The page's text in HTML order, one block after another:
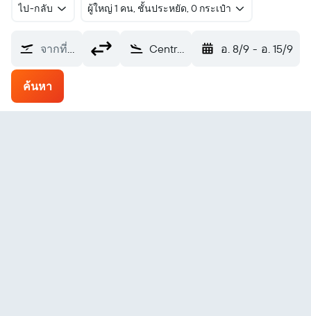
ไป-กลับ ผู้ใหญ่ 1 คน, ชั้นประหยัด, 0 กระเป๋า
จากที่ไหน? Central (CEM) อ. 8/9 - อ. 15/9
ค้นหา